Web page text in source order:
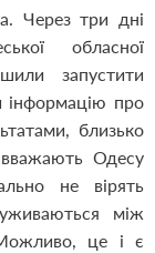
Через три дні
обласної
запустити
інформацію про
близько
вважають Одесу
не вірять
між
Можливо, це і є